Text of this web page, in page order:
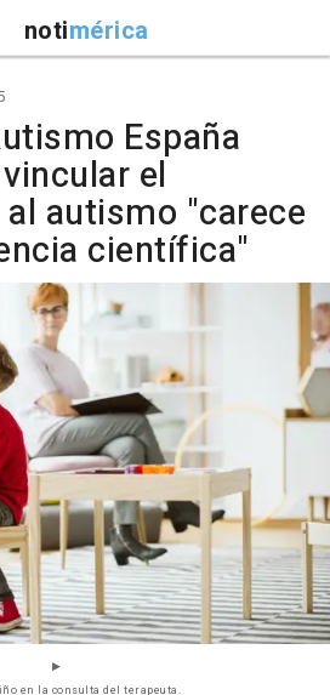
notimérica
España
el
autismo "carece
científica"
en la consulta del terapeuta.